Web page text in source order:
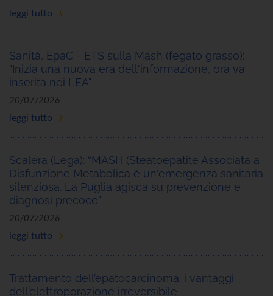
leggi tutto
Sanità, EpaC - ETS sulla Mash (fegato grasso):
"Inizia una nuova era dell'informazione, ora va
inserita nei LEA"
20/07/2026
leggi tutto
Scalera (Lega): “MASH (Steatoepatite Associata a
Disfunzione Metabolica è un'emergenza sanitaria
silenziosa. La Puglia agisca su prevenzione e
diagnosi precoce"
20/07/2026
leggi tutto
Trattamento dell’epatocarcinoma: i vantaggi
dell’elettroporazione irreversibile